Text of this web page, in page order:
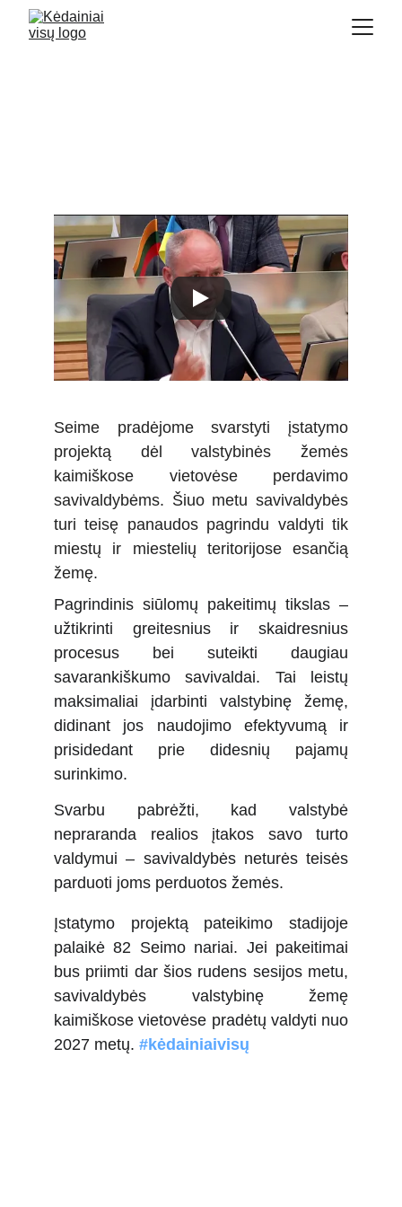
Seime pradėjome svarstyti įstatymo
projektą dėl valstybinės žemės
kaimiškose vietovėse perdavimo
savivaldybėms. Šiuo metu savivaldybės
turi teisę panaudos pagrindu valdyti tik
miestų ir miestelių teritorijose esančią
žemę.
Pagrindinis siūlomų pakeitimų tikslas –
užtikrinti greitesnius ir skaidresnius
procesus bei suteikti daugiau
savarankiškumo savivaldai. Tai leistų
maksimaliai įdarbinti valstybinę žemę,
didinant jos naudojimo efektyvumą ir
prisidedant prie didesnių pajamų
surinkimo.
Svarbu pabrėžti, kad valstybė
nepraranda realios įtakos savo turto
valdymui – savivaldybės neturės teisės
parduoti joms perduotos žemės.
Įstatymo projektą pateikimo stadijoje
palaikė 82 Seimo nariai. Jei pakeitimai
bus priimti dar šios rudens sesijos metu,
savivaldybės valstybinę žemę
kaimiškose vietovėse pradėtų valdyti nuo
2027 metų. #kėdainiaivisų